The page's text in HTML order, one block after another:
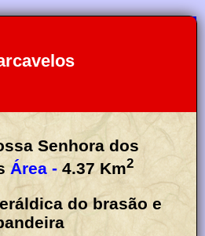
Senhora dos
Área - 4.37 Km2
do brasão e